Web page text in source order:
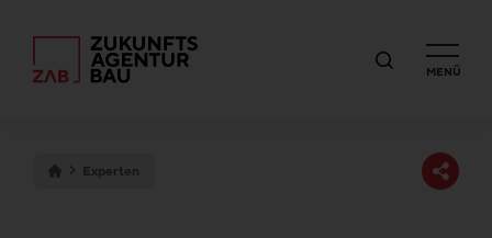
MENÜ
Experten